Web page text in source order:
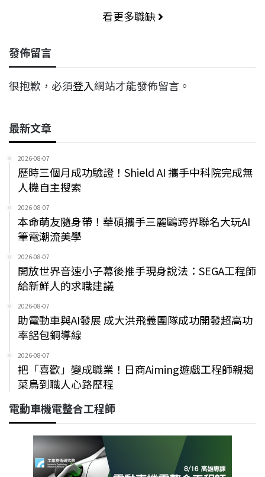
看更多職缺
發佈留言
很抱歉，必須登入網站才能發佈留言。
最新文章
2026-08-07
歷時三個月成功驗證！Shield AI 攜手中科院完成無
人機自主搜索
2026-08-07
本命萌友隨身帶！華碩攜手三麗鷗跨界聯名大玩AI
筆電潮流美學
2026-08-07
開放世界音速小子幕後推手現身說法：SEGA工程師
給新鮮人的求職建議
2026-08-07
助電動車與AI發展 成大洪飛義團隊成功開發超高功
率鋁包銅導線
2026-08-07
把「喜歡」變成職業！日商Aiming遊戲工程師親揭
菜鳥到職人心路歷程
電動車機電整合工程師